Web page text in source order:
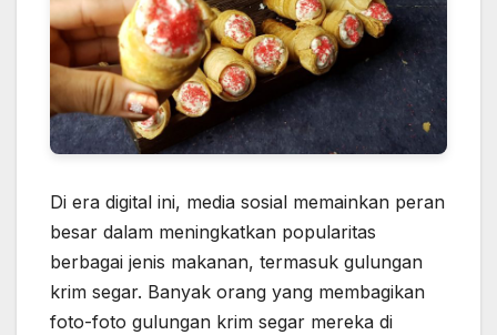
Di era digital ini, media sosial memainkan peran
besar dalam meningkatkan popularitas
berbagai jenis makanan, termasuk gulungan
krim segar. Banyak orang yang membagikan
foto-foto gulungan krim segar mereka di